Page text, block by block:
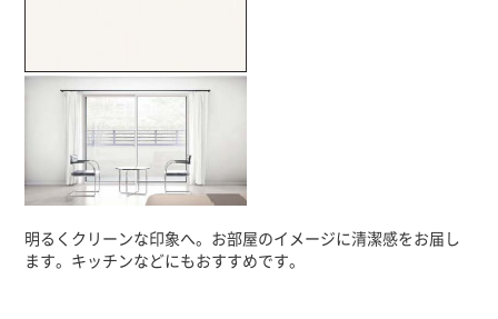
明るくクリーンな印象へ。お部屋のイメージに清潔感をお届し
ます。キッチンなどにもおすすめです。